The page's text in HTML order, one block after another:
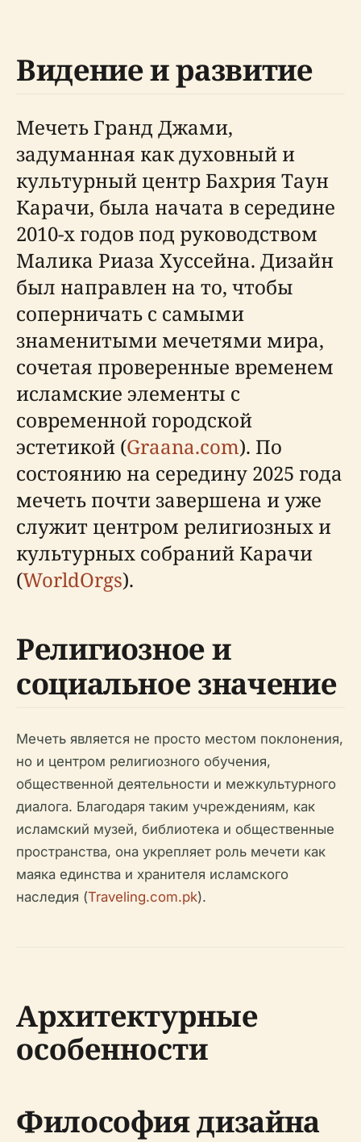
Видение и развитие
Мечеть Гранд Джами,
задуманная как духовный и
культурный центр Бахрия Таун
Карачи, была начата в середине
2010-х годов под руководством
Малика Риаза Хуссейна. Дизайн
был направлен на то, чтобы
соперничать с самыми
знаменитыми мечетями мира,
сочетая проверенные временем
исламские элементы с
современной городской
эстетикой (Graana.com). По
состоянию на середину 2025 года
мечеть почти завершена и уже
служит центром религиозных и
культурных собраний Карачи
(WorldOrgs).
Религиозное и
социальное значение
Мечеть является не просто местом поклонения,
но и центром религиозного обучения,
общественной деятельности и межкультурного
диалога. Благодаря таким учреждениям, как
исламский музей, библиотека и общественные
пространства, она укрепляет роль мечети как
маяка единства и хранителя исламского
наследия (Traveling.com.pk).
Архитектурные
особенности
Философия дизайна